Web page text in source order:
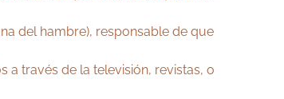
del hambre), responsable de que
a través de la televisión, revistas, o